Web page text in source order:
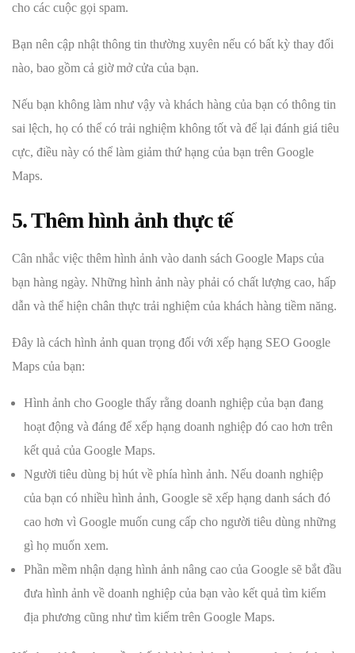
cho các cuộc gọi spam.
Bạn nên cập nhật thông tin thường xuyên nếu có bất kỳ thay đổi
nào, bao gồm cả giờ mở cửa của bạn.
Nếu bạn không làm như vậy và khách hàng của bạn có thông tin
sai lệch, họ có thể có trải nghiệm không tốt và để lại đánh giá tiêu
cực, điều này có thể làm giảm thứ hạng của bạn trên Google
Maps.
5. Thêm hình ảnh thực tế
Cân nhắc việc thêm hình ảnh vào danh sách Google Maps của
bạn hàng ngày. Những hình ảnh này phải có chất lượng cao, hấp
dẫn và thể hiện chân thực trải nghiệm của khách hàng tiềm năng.
Đây là cách hình ảnh quan trọng đối với xếp hạng SEO Google
Maps của bạn:
Hình ảnh cho Google thấy rằng doanh nghiệp của bạn đang
hoạt động và đáng để xếp hạng doanh nghiệp đó cao hơn trên
kết quả của Google Maps.
Người tiêu dùng bị hút về phía hình ảnh. Nếu doanh nghiệp
của bạn có nhiều hình ảnh, Google sẽ xếp hạng danh sách đó
cao hơn vì Google muốn cung cấp cho người tiêu dùng những
gì họ muốn xem.
Phần mềm nhận dạng hình ảnh nâng cao của Google sẽ bắt đầu
đưa hình ảnh về doanh nghiệp của bạn vào kết quả tìm kiếm
địa phương cũng như tìm kiếm trên Google Maps.